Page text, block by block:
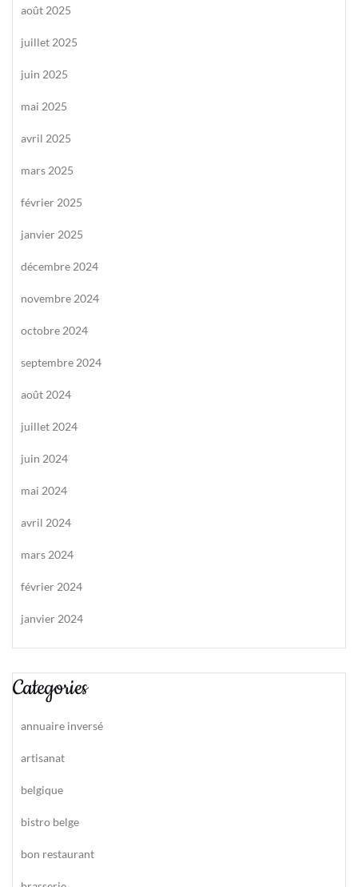
août 2025
juillet 2025
juin 2025
mai 2025
avril 2025
mars 2025
février 2025
janvier 2025
décembre 2024
novembre 2024
octobre 2024
septembre 2024
août 2024
juillet 2024
juin 2024
mai 2024
avril 2024
mars 2024
février 2024
janvier 2024
Categories
annuaire inversé
artisanat
belgique
bistro belge
bon restaurant